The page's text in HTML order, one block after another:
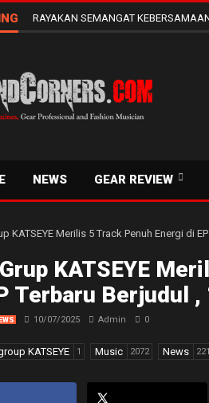
RAYAKAN SEMANGAT
NEWS GEAR REVIEW
KATSEYE
Terbaru Berjudul ,
10/07/2025 Admin 0
KATSEYE 1 Music 2072 News